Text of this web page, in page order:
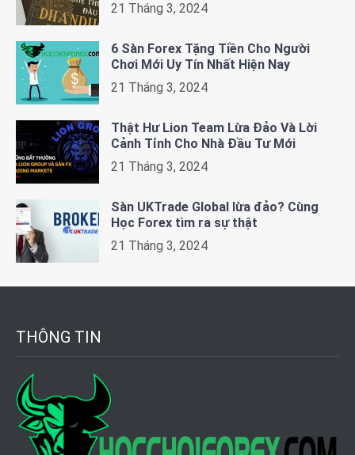
21 Tháng 3, 2024
6 Sàn Forex Tặng Tiền Cho Người
Chơi Mới Uy Tín Nhất Hiện Nay
21 Tháng 3, 2024
Thật Hư Lion Team Lừa Đảo Và Lời
Cảnh Tỉnh Cho Nhà Đầu Tư Mới
21 Tháng 3, 2024
Sàn UKTrade Global lừa đảo? Cùng
Học Forex tìm ra sự thật
21 Tháng 3, 2024
THÔNG TIN